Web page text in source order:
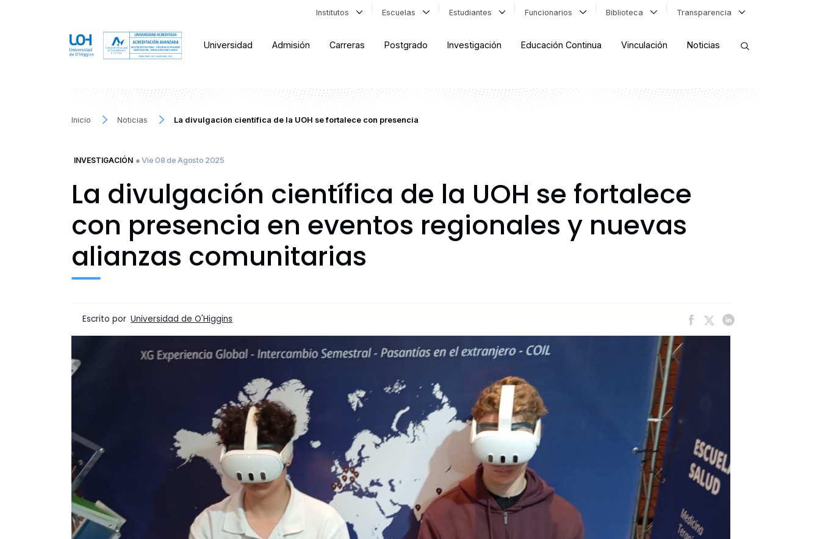
Institutos Escuelas Estudiantes Funcionarios Biblioteca Transparencia
Universidad Admisión Carreras Postgrado Investigación Educación Continua Vinculación Noticias
Inicio Noticias La divulgación científica de la UOH se fortalece con presencia
INVESTIGACIÓN ● Vie 08 de Agosto 2025
La divulgación científica de la UOH se fortalece
con presencia en eventos regionales y nuevas
alianzas comunitarias
Escrito por Universidad de O'Higgins